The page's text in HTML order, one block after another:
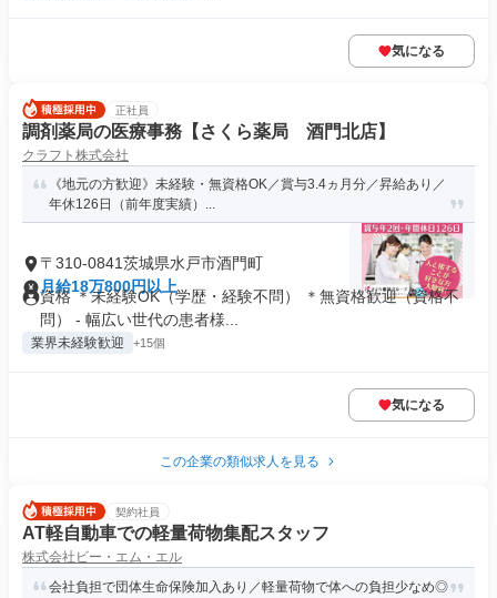
気になる
正社員
調剤薬局の医療事務【さくら薬局 酒門北店】
クラフト株式会社
《地元の方歓迎》未経験・無資格OK／賞与3.4ヵ月分／昇給あり／
年休126日（前年度実績）...
〒310-0841茨城県水戸市酒門町
月給18万800円以上
資格 ＊未経験OK（学歴・経験不問） ＊無資格歓迎（資格不
問） - 幅広い世代の患者様...
業界未経験歓迎 +15個
気になる
この企業の類似求人を見る
契約社員
AT軽自動車での軽量荷物集配スタッフ
株式会社ビー・エム・エル
会社負担で団体生命保険加入あり／軽量荷物で体への負担少なめ◎